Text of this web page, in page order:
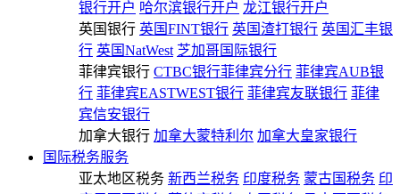
银行开户 哈尔滨银行开户 龙江银行开户
英国银行 英国FINT银行 英国渣打银行 英国汇丰银
行 英国NatWest 芝加哥国际银行
菲律宾银行 CTBC银行菲律宾分行 菲律宾AUB银
行 菲律宾EASTWEST银行 菲律宾友联银行 菲律
宾信安银行
加拿大银行 加拿大蒙特利尔 加拿大皇家银行
国际税务服务
亚太地区税务 新西兰税务 印度税务 蒙古国税务 印